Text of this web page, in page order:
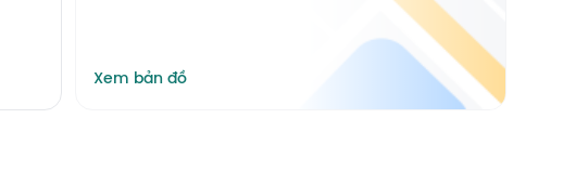
Xem bản đồ